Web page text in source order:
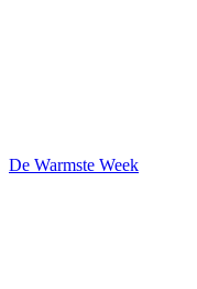
De Warmste Week